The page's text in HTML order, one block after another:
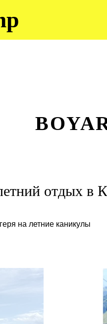
отдых в
на летние каникулы